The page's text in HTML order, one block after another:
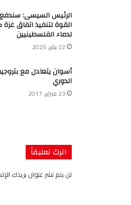
الرئيس السيسى:
القوة لتنفيذ اتفاق غزة
لدماء الفلسطينيين
22 يناير، 2025
الدوري
23 فبراير، 2017
اترك تعليقاً
لن يتم نشر عنوان بريدك